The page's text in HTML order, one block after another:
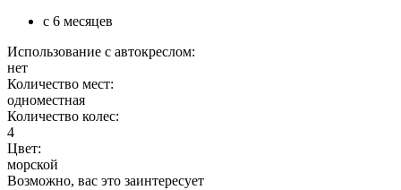
с 6 месяцев
Использование с автокреслом:
нет
Количество мест:
одноместная
Количество колес:
4
Цвет:
морской
Возможно, вас это заинтересует